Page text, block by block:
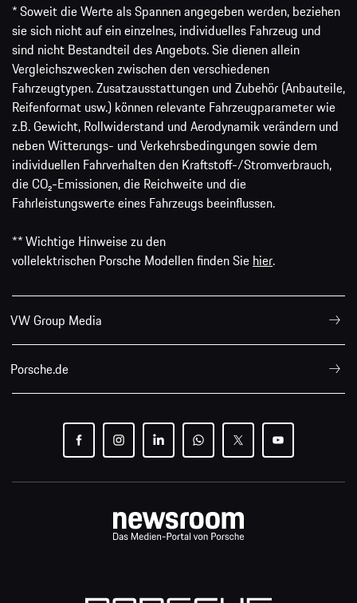
* Soweit die Werte als Spannen angegeben werden, beziehen
sie sich nicht auf ein einzelnes, individuelles Fahrzeug und
sind nicht Bestandteil des Angebots. Sie dienen allein
Vergleichszwecken zwischen den verschiedenen
Fahrzeugtypen. Zusatzausstattungen und Zubehör (Anbauteile,
Reifenformat usw.) können relevante Fahrzeugparameter wie
z.B. Gewicht, Rollwiderstand und Aerodynamik verändern und
neben Witterungs- und Verkehrsbedingungen sowie dem
individuellen Fahrverhalten den Kraftstoff-/Stromverbrauch,
die CO₂-Emissionen, die Reichweite und die
Fahrleistungswerte eines Fahrzeugs beeinflussen.
** Wichtige Hinweise zu den
vollelektrischen Porsche Modellen finden Sie hier.
VW Group Media
Porsche.de